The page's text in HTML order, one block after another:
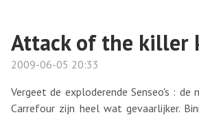
Attack of the killer
2009-06-05 20:33
Vergeet de exploderende Senseo's : de
Carrefour zijn heel wat gevaarlijker.